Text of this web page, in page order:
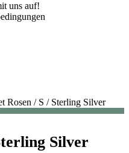
uns auf!
Rosen / S / Sterling Silver
Silver